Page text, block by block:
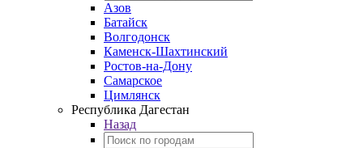
Азов
Батайск
Волгодонск
Каменск-Шахтинский
Ростов-на-Дону
Самарское
Цимлянск
Республика Дагестан
Назад